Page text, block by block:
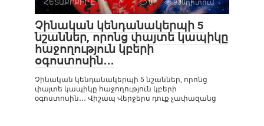
ՀԵՏԱՔՐՔԻՐ Է 0 930դիտում
Չինական կենդանակերպի 5
նշաններ, որոնց փայտե կապիկը
հաջողություն կբերի
օգոստոսին․․․
Չինական կենդանակերպի 5 նշաններ, որոնց
փայտե կապիկը հաջողություն կբերի
օգոստոսին․․․ Վիշապ Վերջերս դուք չափազանց